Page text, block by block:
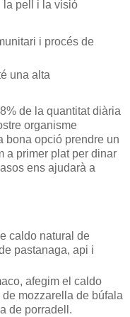
la pell i la visió
i procés de
una alta
de la quantitat diària
organisme
bona opció prendre un
a primer plat per dinar
ens ajudarà a
caldo natural de
pastanaga, api i
afegim el caldo
mozzarella de búfala
de porradell.